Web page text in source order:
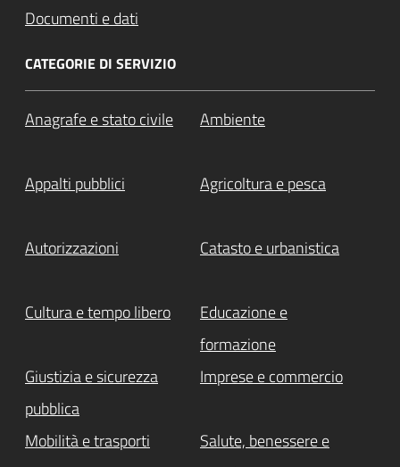
Documenti e dati
CATEGORIE DI SERVIZIO
Anagrafe e stato civile Ambiente
Appalti pubblici Agricoltura e pesca
Autorizzazioni Catasto e urbanistica
Cultura e tempo libero
Educazione e
formazione
Giustizia e sicurezza
pubblica
Imprese e commercio
Mobilità e trasporti
Salute, benessere e